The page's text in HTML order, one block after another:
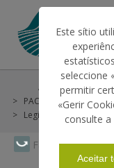
Faça Swipe para
O IFAP
AJUDAS/APOIOS
Ajudas/Apoios
PAC 2014-2022
Legislação
Este sítio
seleccione
permitir
«Gerir
consulte a
Aceitar